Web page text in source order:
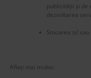
publicității și de
dezvoltarea
Stocarea și/
Aflați mai multe: